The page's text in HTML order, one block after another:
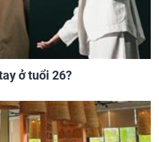
ở tuổi 26?